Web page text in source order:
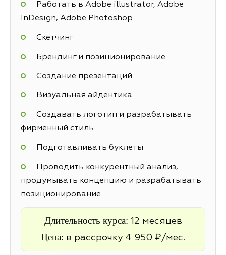
Работать в Adobe illustrator, Adobe
InDesign, Adobe Photoshop
Скетчинг
Брендинг и позиционирование
Создание презентаций
Визуальная айдентика
Создавать логотип и разрабатывать
фирменный стиль
Подготавливать буклеты
Проводить конкурентный анализ,
продумывать концепцию и разрабатывать
позиционирование
Длительность курса: 12 месяцев
Цена: в рассрочку 4 950 ₽/мес.